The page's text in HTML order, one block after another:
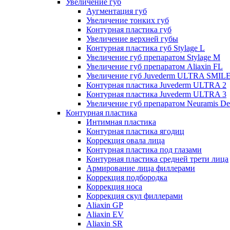
Увеличение губ
Аугментация губ
Увеличение тонких губ
Контурная пластика губ
Увеличение верхней губы
Контурная пластика губ Stylage L
Увеличение губ препаратом Stylage M
Увеличение губ препаратом Aliaxin FL
Увеличение губ Juvederm ULTRA
Контурная пластика Juvederm ULTRA 2
Контурная пластика Juvederm ULTRA 3
Увеличение губ препаратом Neuramis
Контурная пластика
Интимная пластика
Контурная пластика ягодиц
Коррекция овала лица
Контурная пластика под глазами
Контурная пластика средней трети лица
Армирование лица филлерами
Коррекция подбородка
Коррекция носа
Коррекция скул филлерами
Aliaxin GP
Aliaxin EV
Aliaxin SR